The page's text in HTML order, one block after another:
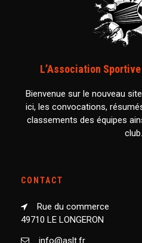
L’Association
Bienvenue sur le nouveau
ici, les convocations,
classements des équipes
club.
CONTACT
Rue du commerce
49710 LE LONGERON
info@aslt.fr